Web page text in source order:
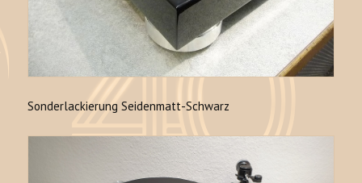
Sonderlackierung Seidenmatt-Schwarz